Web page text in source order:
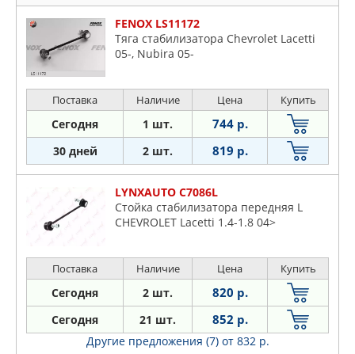
FENOX LS11172
Тяга стабилизатора Chevrolet Lacetti
05-, Nubira 05-
Поставка Наличие Цена Купить
Сегодня 1 шт. 744 р.
30 дней 2 шт. 819 р.
LYNXAUTO C7086L
Стойка стабилизатора передняя L
CHEVROLET Lacetti 1.4-1.8 04>
Поставка Наличие Цена Купить
Сегодня 2 шт. 820 р.
Сегодня 21 шт. 852 р.
Другие предложения (7) от 832 р.